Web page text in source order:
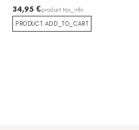
34,95 €product.tax_info
PRODUCT.ADD_TO_CART